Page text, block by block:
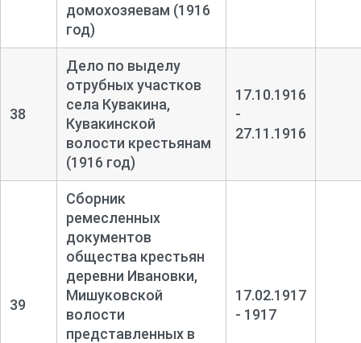
домохозяевам (1916
год)
38
Дело по выделу
отрубных участков
села Кувакина,
Кувакинской
волости крестьянам
(1916 год)
17.10.1916
-
27.11.1916
39
Сборник
ремесленных
документов
общества крестьян
деревни Ивановки,
Мишуковской
волости
представленных в
17.02.1917
- 1917